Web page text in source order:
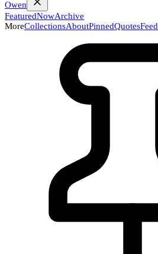
Owen
FeaturedNowArchive
MoreCollectionsAboutPinnedQuotesFeed